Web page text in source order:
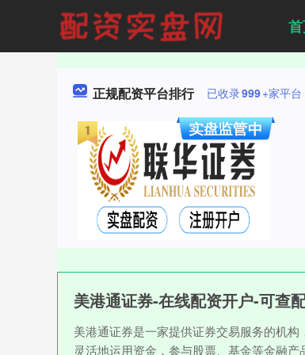
正规配资平台排行 已收录999+家平台
美港通证券-在线配资开户-可查
美港通证券是一家提供证券交易服务的机
灵活地运用资金，参与股票、基金等金融产